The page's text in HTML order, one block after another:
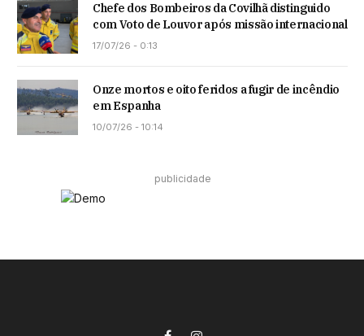
Chefe dos Bombeiros da Covilhã distinguido
com Voto de Louvor após missão internacional
17/07/26 - 0:13
Onze mortos e oito feridos a fugir de incêndio
em Espanha
10/07/26 - 10:14
publicidade